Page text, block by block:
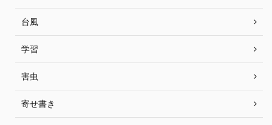
台風
学習
害虫
寄せ書き